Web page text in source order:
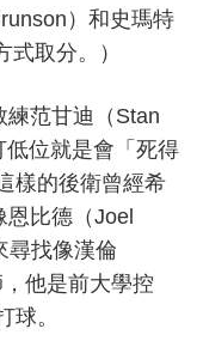
）和史瑪特
式取分。）
練范甘迪（Stan
位就是會「死得
樣的後衛曾經希
比德（Joel
尋找像漢倫
他是前大學控
球。